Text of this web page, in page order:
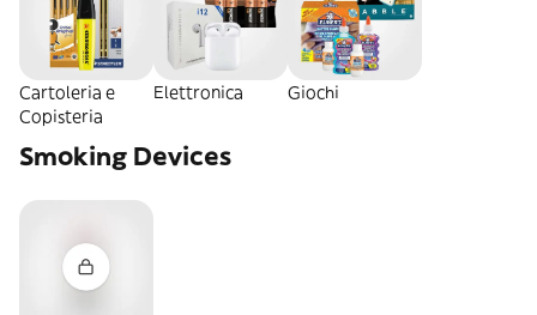
Cartoleria e
Copisteria
Elettronica Giochi
Smoking Devices